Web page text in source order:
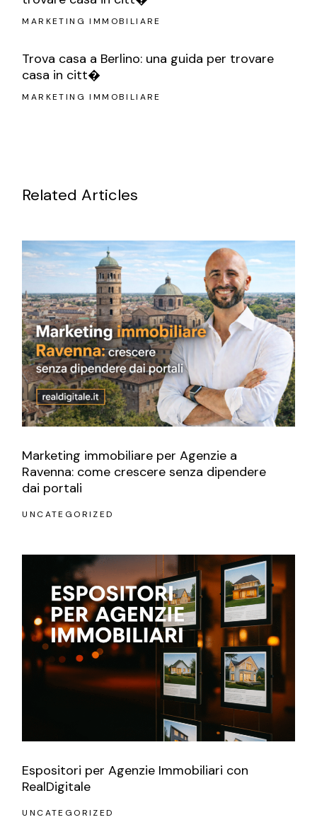
MARKETING IMMOBILIARE
Trova casa a Berlino: una guida per trovare
casa in citt�
MARKETING IMMOBILIARE
Related Articles
Marketing immobiliare per Agenzie a
Ravenna: come crescere senza dipendere
dai portali
UNCATEGORIZED
Espositori per Agenzie Immobiliari con
RealDigitale
UNCATEGORIZED